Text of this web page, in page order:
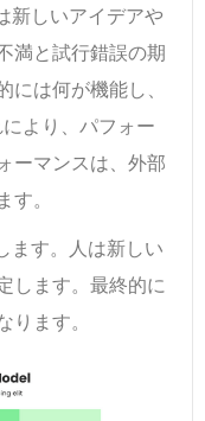
新しいアイデアや
満と試行錯誤の期
は何が機能し、
より、パフォー
ーマンスは、外部
。
ます。人は新しい
します。最終的に
ます。